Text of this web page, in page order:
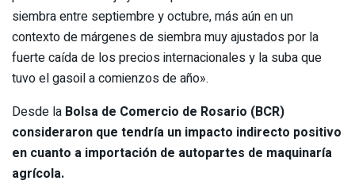
siembra entre septiembre y octubre, más aún en un
contexto de márgenes de siembra muy ajustados por la
fuerte caída de los precios internacionales y la suba que
tuvo el gasoil a comienzos de año».
Desde la Bolsa de Comercio de Rosario (BCR)
consideraron que tendría un impacto indirecto positivo
en cuanto a importación de autopartes de maquinaría
agrícola.